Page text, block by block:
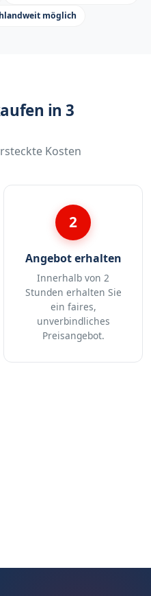
möglich
in 3
Kosten
2
Angebot erhalten
Innerhalb von 2
Stunden erhalten Sie
ein faires,
unverbindliches
Preisangebot.